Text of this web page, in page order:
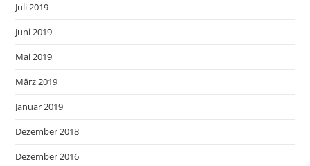
Juli 2019
Juni 2019
Mai 2019
März 2019
Januar 2019
Dezember 2018
Dezember 2016